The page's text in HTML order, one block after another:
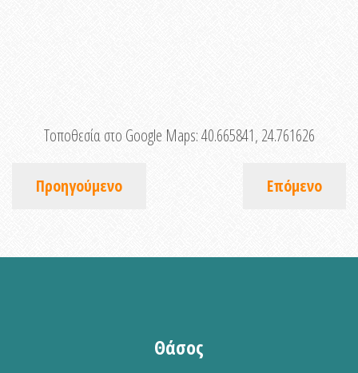
Τοποθεσία στο Google Maps:40.665841, 24.761626
Προηγούμενο Επόμενο
Θάσος